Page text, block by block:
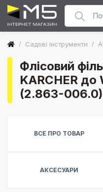
/ Садові інструменти /
Флісовий
KARCHER до
(2.863-006.0)
ВСЕ ПРО ТОВАР
АКСЕСУАРИ